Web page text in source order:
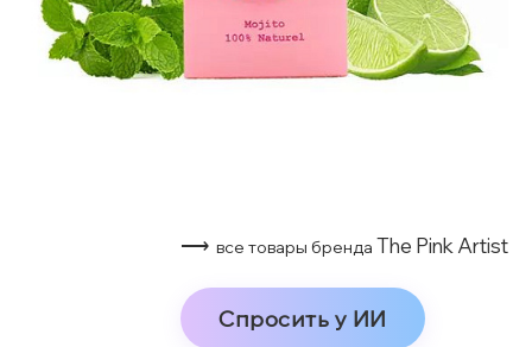
⟶ все товары бренда The Pink Artist
Спросить у ИИ